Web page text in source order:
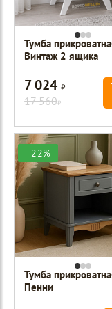
Тумба
Винтаж 2 ящика
7 024Р
17 560Р
- 22%
Тумба
Пенни